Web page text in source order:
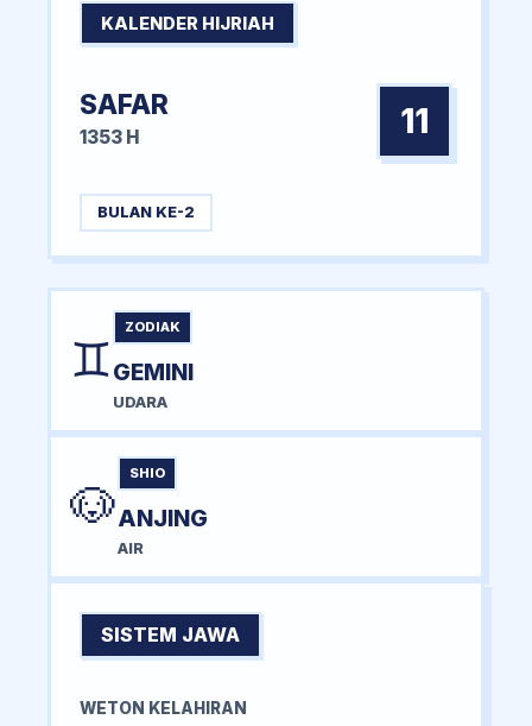
KALENDER HIJRIAH
SAFAR
1353 H 11
BULAN KE-2
♊
ZODIAK
GEMINI
UDARA
🐶
SHIO
ANJING
AIR
SISTEM JAWA
WETON KELAHIRAN